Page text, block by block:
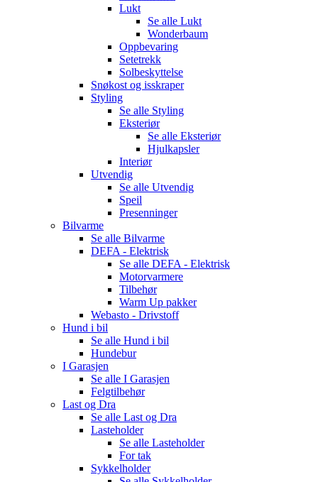
Lukt
Se alle Lukt
Wonderbaum
Oppbevaring
Setetrekk
Solbeskyttelse
Snøkost og isskraper
Styling
Se alle Styling
Eksteriør
Se alle Eksteriør
Hjulkapsler
Interiør
Utvendig
Se alle Utvendig
Speil
Presenninger
Bilvarme
Se alle Bilvarme
DEFA - Elektrisk
Se alle DEFA - Elektrisk
Motorvarmere
Tilbehør
Warm Up pakker
Webasto - Drivstoff
Hund i bil
Se alle Hund i bil
Hundebur
I Garasjen
Se alle I Garasjen
Felgtilbehør
Last og Dra
Se alle Last og Dra
Lasteholder
Se alle Lasteholder
For tak
Sykkelholder